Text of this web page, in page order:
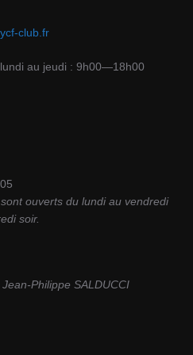
club.fr
au jeudi : 9h00—18h00
ouverts du lundi au vendredi
soir.
Philippe SALDUCCI